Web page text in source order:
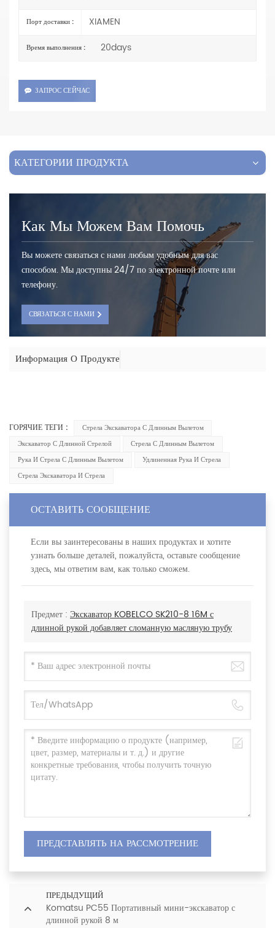
Порт доставки : XIAMEN
Время выполнения : 20days
ЗАПРОС СЕЙЧАС
КАТЕГОРИИ ПРОДУКТА
Как Мы Можем Вам Помочь
Вы можете связаться с нами любым удобным для вас
способом. Мы доступны 24/7 по электронной почте или
телефону.
СВЯЗАТЬСЯ С НАМИ
Информация О Продукте
ГОРЯЧИЕ ТЕГИ :
Стрела Экскаватора С Длинным Вылетом
Экскаватор С Длинной Стрелой
Стрела С Длинным Вылетом
Рука И Стрела С Длинным Вылетом
Удлиненная Рука И Стрела
Стрела Экскаватора И Стрела
ОСТАВИТЬ СООБЩЕНИЕ
Если вы заинтересованы в наших продуктах и хотите
узнать больше деталей, пожалуйста, оставьте сообщение
здесь, мы ответим вам, как только сможем.
Предмет : Экскаватор KOBELCO SK210-8 16M с
длинной рукой добавляет сломанную масляную трубу
ПРЕДСТАВЛЯТЬ НА РАССМОТРЕНИЕ
ПРЕДЫДУЩИЙ
Komatsu PC55 Портативный мини-экскаватор с
длинной рукой 8 м